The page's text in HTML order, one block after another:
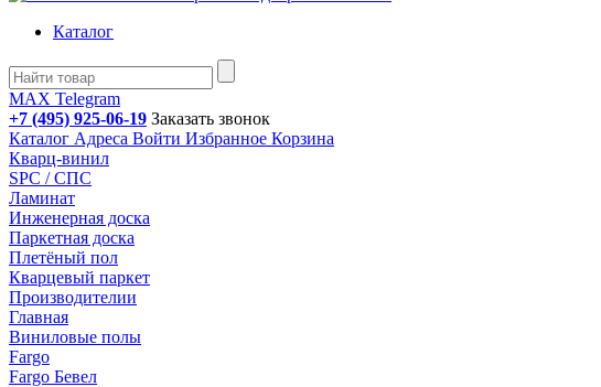
Каталог
MAX Telegram
+7 (495) 925-06-19 Заказать звонок
Каталог Адреса Войти Избранное Корзина
Кварц-винил
SPC / СПС
Ламинат
Инженерная доска
Паркетная доска
Плетёный пол
Кварцевый паркет
Производителии
Главная
Виниловые полы
Fargo
Fargo Бевел